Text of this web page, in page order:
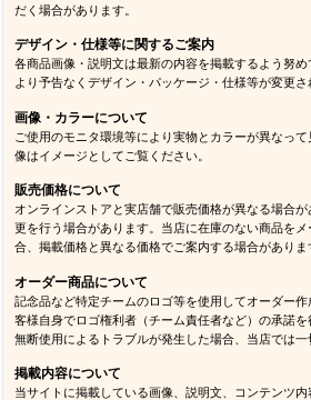
だく場合があります。
デザイン・仕様等に関するご案内
各商品画像・説明文は最新の内容を掲載するよう努
より予告なくデザイン・パッケージ・仕様等が変更さ
画像・カラーについて
ご使用のモニタ環境等により実物とカラーが異なっ
像はイメージとしてご覧ください。
販売価格について
オンラインストアと実店舗で販売価格が異なる場合
更を行う場合があります。当店に在庫のない商品を
合、掲載価格と異なる価格でご案内する場合がありま
オーダー商品について
記念品など特定チームのロゴ等を使用してオーダー
客様自身でロゴ権利者（チーム責任者など）の承諾
無断使用によるトラブルが発生した場合、当店では一
掲載内容について
当サイトに掲載している画像、説明文、コンテンツ内